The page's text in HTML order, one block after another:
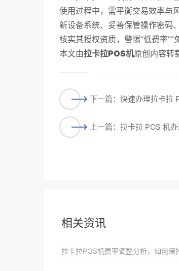
使用过程中，需平衡交易效率与
新设备系统、妥善保管操作密码
核实其授权资质，警惕“低费率
本文由拉卡拉POS机原创内容转
下一篇：快速办理拉卡拉
上一篇：拉卡拉 POS 机
相关资讯
拉卡拉POS机费率调整分析，如何保